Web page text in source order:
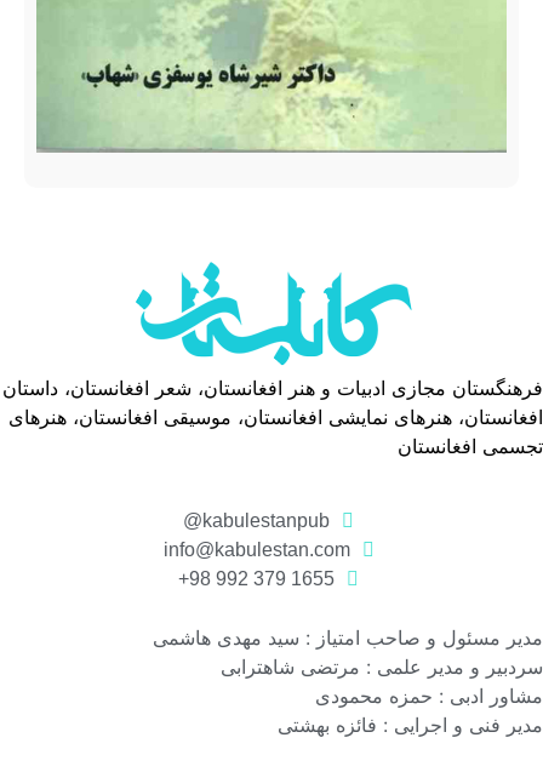
فرهنگستان مجازی ادبیات و هنر افغانستان، شعر افغانستان، داستان
افغانستان، هنرهای نمایشی افغانستان، موسیقی افغانستان، هنرهای
تجسمی افغانستان
kabulestanpub@
info@kabulestan.com
1655 379 992 98+
مدیر مسئول و صاحب امتیاز : سید مهدی هاشمی
سردبیر و مدیر علمی : مرتضی شاهترابی
مشاور ادبی : حمزه محمودی
مدیر فنی و اجرایی : فائزه بهشتی